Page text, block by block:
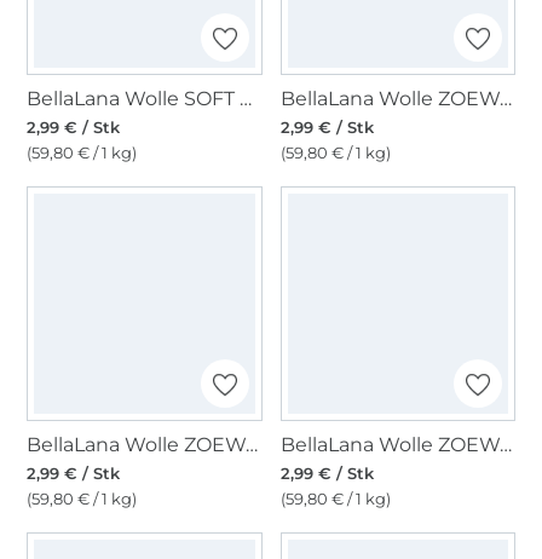
BellaLana Wolle SOFT 50gr. , dunkelgrau
2,99 € / Stk
(59,80 € / 1 kg)
BellaLana Wolle ZOEWA 50gr. , gelb
2,99 € / Stk
(59,80 € / 1 kg)
BellaLana Wolle ZOEWA 50gr. , hellblau
2,99 € / Stk
(59,80 € / 1 kg)
BellaLana Wolle ZOEWA 50gr. , rot
2,99 € / Stk
(59,80 € / 1 kg)